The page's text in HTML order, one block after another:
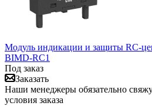
Модуль индикации и защиты RC-
BIMD-RC1
Под заказ
Заказать
Наши менеджеры обязательно
условия заказа